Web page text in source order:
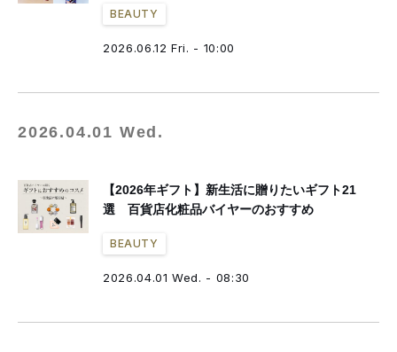
BEAUTY
2026.06.12 Fri. - 10:00
2026.04.01 Wed.
【2026年ギフト】新生活に贈りたいギフト21
選 百貨店化粧品バイヤーのおすすめ
BEAUTY
2026.04.01 Wed. - 08:30